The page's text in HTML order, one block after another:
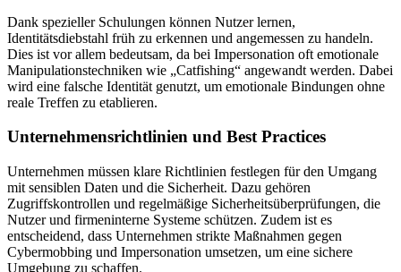
Dank spezieller Schulungen können Nutzer lernen,
Identitätsdiebstahl früh zu erkennen und angemessen zu handeln.
Dies ist vor allem bedeutsam, da bei Impersonation oft emotionale
Manipulationstechniken wie „Catfishing“ angewandt werden. Dabei
wird eine falsche Identität genutzt, um emotionale Bindungen ohne
reale Treffen zu etablieren.
Unternehmensrichtlinien und Best Practices
Unternehmen müssen klare Richtlinien festlegen für den Umgang
mit sensiblen Daten und die Sicherheit. Dazu gehören
Zugriffskontrollen und regelmäßige Sicherheitsüberprüfungen, die
Nutzer und firmeninterne Systeme schützen. Zudem ist es
entscheidend, dass Unternehmen strikte Maßnahmen gegen
Cybermobbing und Impersonation umsetzen, um eine sichere
Umgebung zu schaffen.